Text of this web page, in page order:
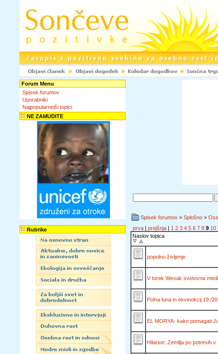
Forum Menu
Spisek forumov
Uporabniki
Najpopularnejši topici
NE ZAMUDITE
Rubrike
Spisek forumov > Splošno >
prva | prejšnja | 1 2 3 4 5 6 7 8 9 10
Naslov topica
popolno življenje
V torek Wesak svetovna
Polna luna in ekvinokcij 19./
EL MORYA- kako pomagati
Hilarion: Zemllja po potresih v